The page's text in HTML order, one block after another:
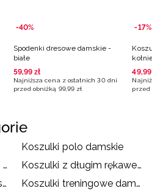
-40%
Spodenki dresowe damskie -
białe
59,99 zł
Najniższa cena z ostatnich 30 dni
przed obniżką 99,99 zł
-17%
49,99
przed
Koszulki polo damskie
Koszulki na ramiączkach damskie
Koszulki z długim rękawem damskie
Koszulki rowerowe damskie
Koszulki treningowe damskie